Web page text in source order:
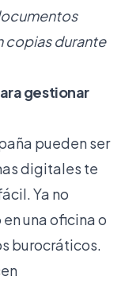
copias durante
gestionar
pueden ser
digitales te
Ya no
una oficina o
burocráticos.